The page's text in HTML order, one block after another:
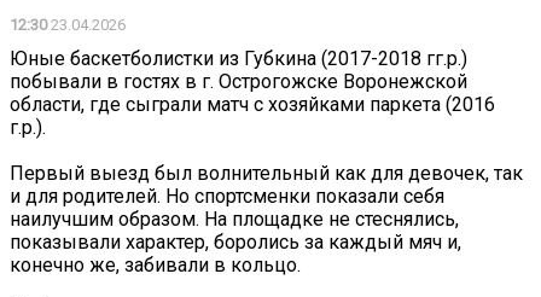
12:3023.04.2026
Юные баскетболистки из Губкина (2017-2018 гг.р.)
побывали в гостях в г. Острогожске Воронежской
области, где сыграли матч с хозяйками паркета (2016
г.р.).
Первый выезд был волнительный как для девочек, так
и для родителей. Но спортсменки показали себя
наилучшим образом. На площадке не стеснялись,
показывали характер, боролись за каждый мяч и,
конечно же, забивали в кольцо.